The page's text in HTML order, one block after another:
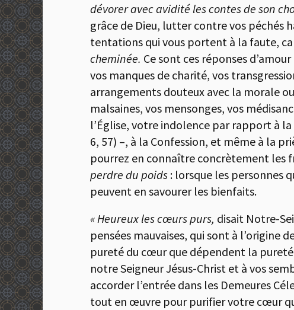
dévorer avec avidité les contes de son
grâce de Dieu, lutter contre vos péchés
tentations qui vous portent à la faute,
cheminée. Ce sont ces réponses
vos manques de charité, vos
arrangements douteux avec la morale
malsaines, vos mensonges, vos
l’Église, votre indolence par rapport à
6, 57) –, à la Confession, et même à la
pourrez en connaître concrètement les
perdre du poids : lorsque les personnes
peuvent en savourer les bienfaits.
« Heureux les cœurs purs, disait Notre-
pensées mauvaises, qui sont à l’origine
pureté du cœur que dépendent la pureté
notre Seigneur Jésus-Christ et à vos
accorder l’entrée dans les Demeures
tout en œuvre pour purifier votre cœur